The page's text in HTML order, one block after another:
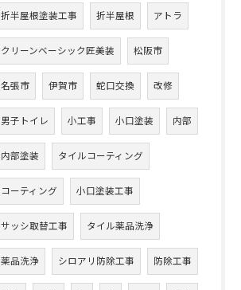
折半屋根塗装工事 折半屋根 アトラ
クリーンベーシック匠美装 松阪市
名張市 伊賀市 蛇口交換 改修
男子トイレ 小工事 小口塗装 内部
内部塗装 タイルコーティング
コーティング 小口塗装工事
サッシ取替工事 タイル薬品洗浄
薬品洗浄 シロアリ防除工事 防除工事